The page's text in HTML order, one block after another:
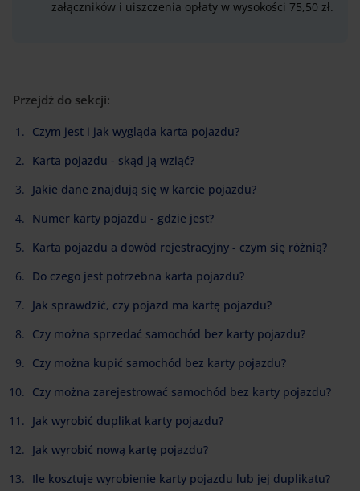
załączników i uiszczenia opłaty w wysokości 75,50 zł.
Przejdź do sekcji:
Czym jest i jak wygląda karta pojazdu?
Karta pojazdu - skąd ją wziąć?
Jakie dane znajdują się w karcie pojazdu?
Numer karty pojazdu - gdzie jest?
Karta pojazdu a dowód rejestracyjny - czym się różnią?
Do czego jest potrzebna karta pojazdu?
Jak sprawdzić, czy pojazd ma kartę pojazdu?
Czy można sprzedać samochód bez karty pojazdu?
Czy można kupić samochód bez karty pojazdu?
Czy można zarejestrować samochód bez karty pojazdu?
Jak wyrobić duplikat karty pojazdu?
Jak wyrobić nową kartę pojazdu?
Ile kosztuje wyrobienie karty pojazdu lub jej duplikatu?